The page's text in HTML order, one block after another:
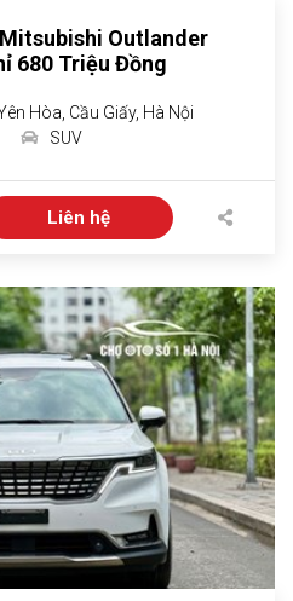
Mitsubishi Outlander
680 Triệu Đồng
Hòa, Cầu Giấy, Hà Nội
SUV
Liên hệ